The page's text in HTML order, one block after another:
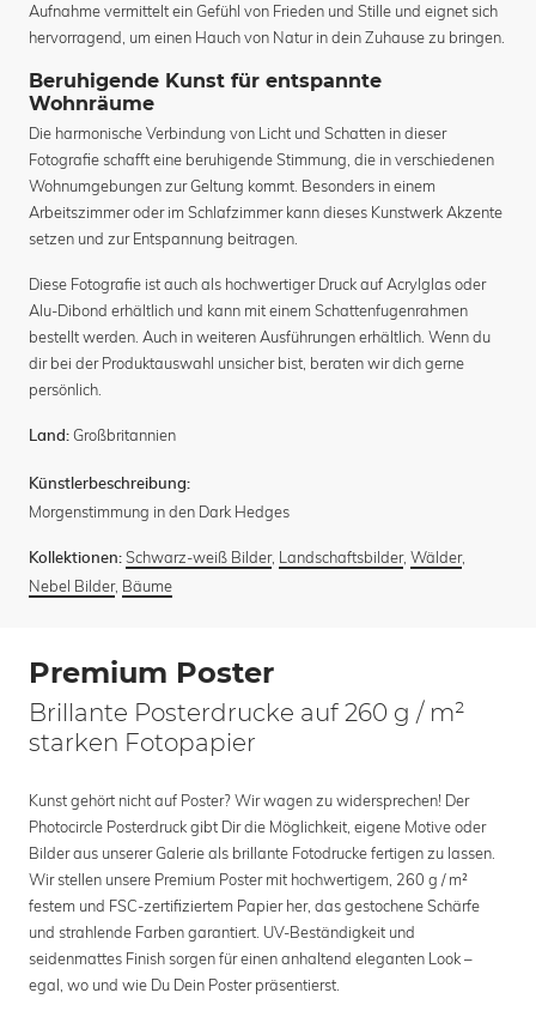
Aufnahme vermittelt ein Gefühl von Frieden und Stille und eignet sich
hervorragend, um einen Hauch von Natur in dein Zuhause zu bringen.
Beruhigende Kunst für entspannte
Wohnräume
Die harmonische Verbindung von Licht und Schatten in dieser
Fotografie schafft eine beruhigende Stimmung, die in verschiedenen
Wohnumgebungen zur Geltung kommt. Besonders in einem
Arbeitszimmer oder im Schlafzimmer kann dieses Kunstwerk Akzente
setzen und zur Entspannung beitragen.
Diese Fotografie ist auch als hochwertiger Druck auf Acrylglas oder
Alu-Dibond erhältlich und kann mit einem Schattenfugenrahmen
bestellt werden. Auch in weiteren Ausführungen erhältlich. Wenn du
dir bei der Produktauswahl unsicher bist, beraten wir dich gerne
persönlich.
Land: Großbritannien
Künstlerbeschreibung:
Morgenstimmung in den Dark Hedges
Kollektionen: Schwarz-weiß Bilder, Landschaftsbilder, Wälder,
Nebel Bilder, Bäume
Premium Poster
Brillante Posterdrucke auf 260 g / m²
starken Fotopapier
Kunst gehört nicht auf Poster? Wir wagen zu widersprechen! Der
Photocircle Posterdruck gibt Dir die Möglichkeit, eigene Motive oder
Bilder aus unserer Galerie als brillante Fotodrucke fertigen zu lassen.
Wir stellen unsere Premium Poster mit hochwertigem, 260 g / m²
festem und FSC-zertifiziertem Papier her, das gestochene Schärfe
und strahlende Farben garantiert. UV-Beständigkeit und
seidenmattes Finish sorgen für einen anhaltend eleganten Look –
egal, wo und wie Du Dein Poster präsentierst.